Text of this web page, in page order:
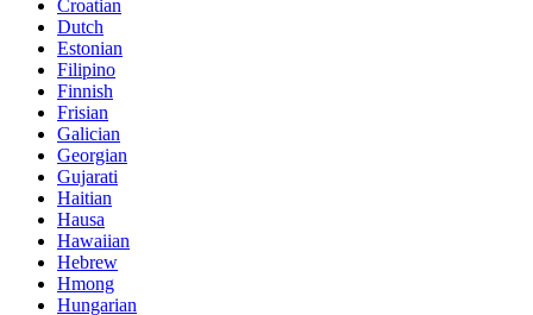
Croatian
Dutch
Estonian
Filipino
Finnish
Frisian
Galician
Georgian
Gujarati
Haitian
Hausa
Hawaiian
Hebrew
Hmong
Hungarian